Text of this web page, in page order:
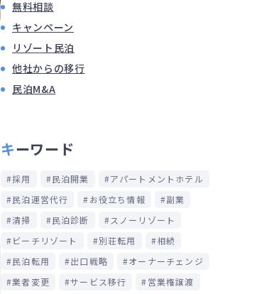
無料相談
キャンペーン
リゾート民泊
他社からの移行
民泊M&A
キーワード
採用 民泊開業
アパートメントホテル
民泊運営代行
お役立ち情報
副業
清掃
民泊診断
スノーリゾート
ビーチリゾート
別荘転用
相続
民泊転用
出口戦略
オーナーチェンジ
業者変更
サービス移行
営業権譲渡